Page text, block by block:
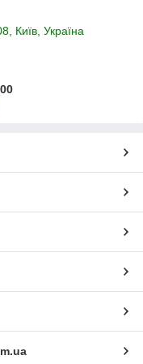
Київ, Україна